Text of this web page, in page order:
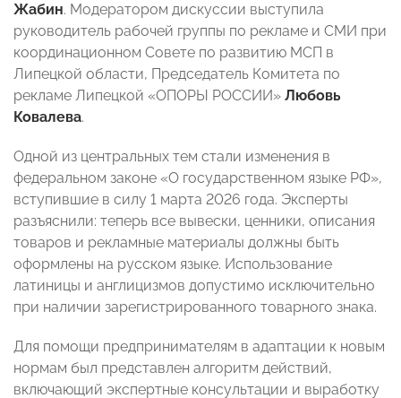
Жабин. Модератором дискуссии выступила
руководитель рабочей группы по рекламе и СМИ при
координационном Совете по развитию МСП в
Липецкой области, Председатель Комитета по
рекламе Липецкой «ОПОРЫ РОССИИ» Любовь
Ковалева.
Одной из центральных тем стали изменения в
федеральном законе «О государственном языке РФ»,
вступившие в силу 1 марта 2026 года. Эксперты
разъяснили: теперь все вывески, ценники, описания
товаров и рекламные материалы должны быть
оформлены на русском языке. Использование
латиницы и англицизмов допустимо исключительно
при наличии зарегистрированного товарного знака.
Для помощи предпринимателям в адаптации к новым
нормам был представлен алгоритм действий,
включающий экспертные консультации и выработку